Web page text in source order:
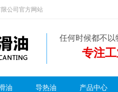
公司官方网站
任何时候都不
专注
油 导热油 产品中心